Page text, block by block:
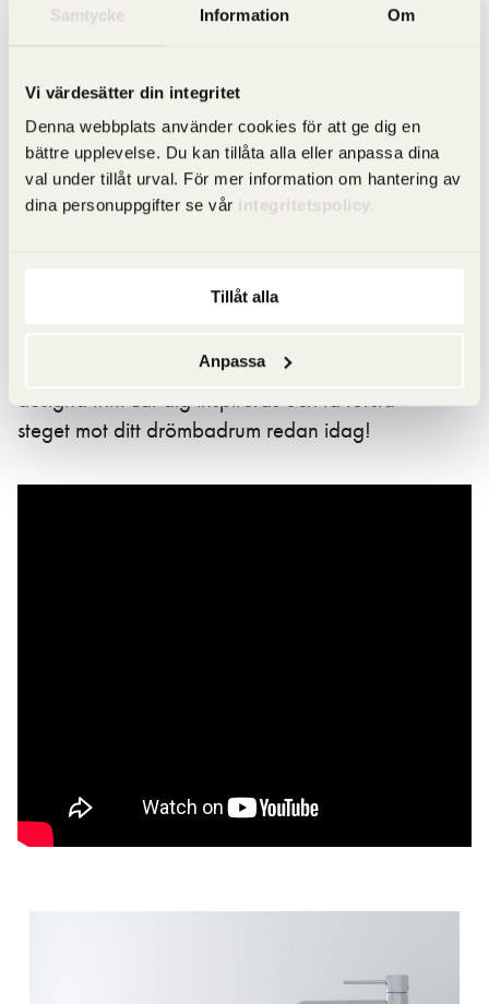
Samtycke Information Om
Vi värdesätter din integritet
Denna webbplats använder cookies för att ge dig en
bättre upplevelse. Du kan tillåta alla eller anpassa dina
val under tillåt urval. För mer information om hantering av
dina personuppgifter se vår integritetspolicy.
Tillåt alla
Anpassa
utförande som passar ditt badrum bäst.
Skapa
ha det
Oavsett om du drömmer om ett modernt,
ombonad känsla, ger Crown+ dig friheten att
designa fritt. Låt dig inspireras och ta första
steget mot ditt drömbadrum redan idag!